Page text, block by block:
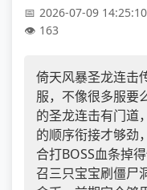
2026-07-09 14:25:10
163
倚天风暴圣龙连击
服，不像很多服要
的圣龙连击有门道
的顺序衔接才够劲
合打BOSS血条掉
召三只宝宝刷僵尸